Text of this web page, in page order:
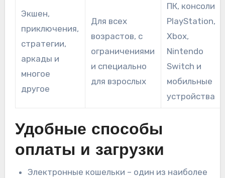
Экшен,
приключения,
стратегии,
аркады и
многое
другое
Для всех
возрастов, с
ограничениями
и специально
для взрослых
ПК, консоли
PlayStation,
Xbox,
Nintendo
Switch и
мобильные
устройства
Удобные способы
оплаты и загрузки
Электронные кошельки – один из наиболее